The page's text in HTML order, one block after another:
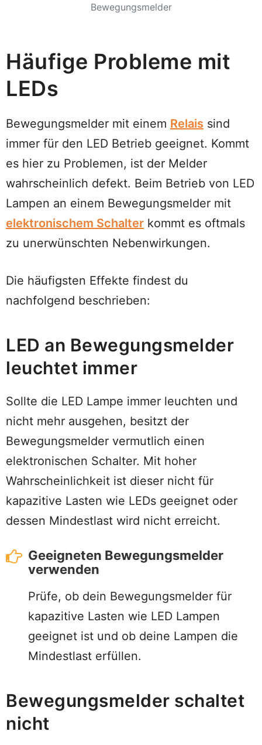
Bewegungsmelder
Häufige Probleme mit
LEDs
Bewegungsmelder mit einem Relais sind
immer für den LED Betrieb geeignet. Kommt
es hier zu Problemen, ist der Melder
wahrscheinlich defekt. Beim Betrieb von LED
Lampen an einem Bewegungsmelder mit
elektronischem Schalter kommt es oftmals
zu unerwünschten Nebenwirkungen.
Die häufigsten Effekte findest du
nachfolgend beschrieben:
LED an Bewegungsmelder
leuchtet immer
Sollte die LED Lampe immer leuchten und
nicht mehr ausgehen, besitzt der
Bewegungsmelder vermutlich einen
elektronischen Schalter. Mit hoher
Wahrscheinlichkeit ist dieser nicht für
kapazitive Lasten wie LEDs geeignet oder
dessen Mindestlast wird nicht erreicht.
Geeigneten Bewegungsmelder
verwenden
Prüfe, ob dein Bewegungsmelder für
kapazitive Lasten wie LED Lampen
geeignet ist und ob deine Lampen die
Mindestlast erfüllen.
Bewegungsmelder schaltet
nicht